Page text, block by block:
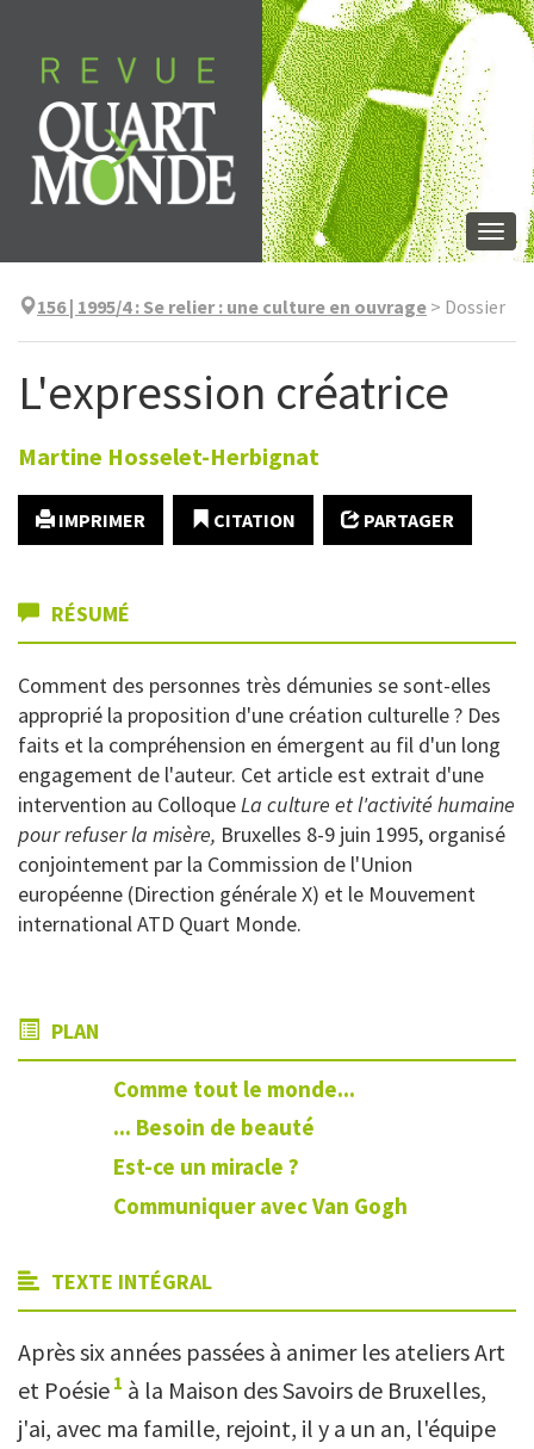
contenu
156 | 1995/4: Se relier : une culture en ouvrage > Dossier
L'expression créatrice
Martine Hosselet-Herbignat
IMPRIMER CITATION PARTAGER
RÉSUMÉ
Comment des personnes très démunies se sont-elles
approprié la proposition d'une création culturelle ? Des
faits et la compréhension en émergent au fil d'un long
engagement de l'auteur. Cet article est extrait d'une
intervention au ColloqueLa culture et l'activité humaine
pour refuser la misère, Bruxelles 8-9 juin 1995, organisé
conjointement par la Commission de l'Union
européenne (Direction générale X) et le Mouvement
international ATD Quart Monde.
PLAN
Comme tout le monde...
... Besoin de beauté
Est-ce un miracle ?
Communiquer avec Van Gogh
TEXTE INTÉGRAL
Après six années passées à animer les ateliers Art
et Poésie 1 à la Maison des Savoirs de Bruxelles,
j'ai, avec ma famille, rejoint, il y a un an, l'équipe